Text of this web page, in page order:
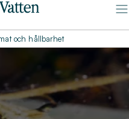
och hållbarhet